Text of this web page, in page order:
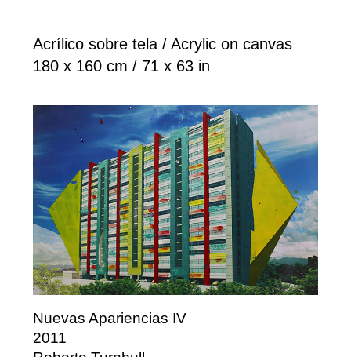
Acrílico sobre tela / Acrylic on canvas
180 x 160 cm / 71 x 63 in
Nuevas Apariencias IV
2011